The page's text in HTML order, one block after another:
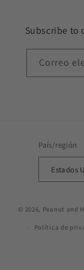
Subscribe to
Correo
País/región
© 2026, Peanut and
Política de